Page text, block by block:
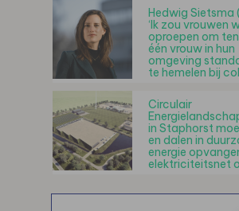
Hedwig Sietsma
‘Ik zou vrouwen
oproepen om
één vrouw in hun
omgeving
te hemelen bij
Circulair
in Staphorst
en dalen in
energie
elektriciteitsnet